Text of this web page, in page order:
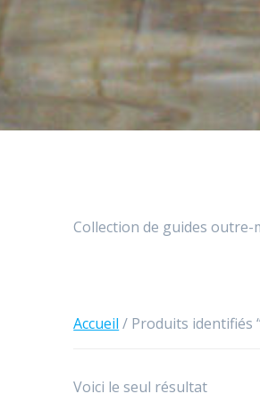
Collection de guides
Accueil / Produits identifiés
Voici le seul résultat